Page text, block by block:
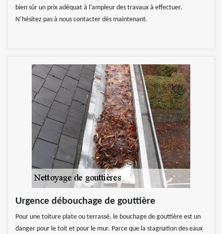
bien sûr un prix adéquat à l’ampleur des travaux à effectuer.
N’hésitez pas à nous contacter dès maintenant.
Urgence débouchage de gouttière
Pour une toiture plate ou terrassé, le bouchage de gouttière est un
danger pour le toit et pour le mur. Parce que la stagnation des eaux